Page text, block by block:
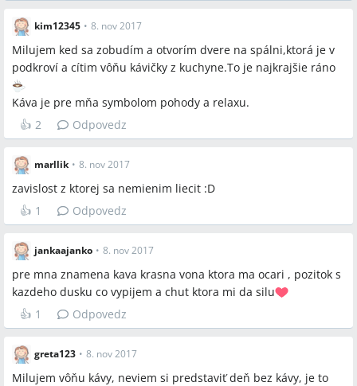
Káva zároveň slúži ako chvíľa relaxu a sociálneho spojenia s
rodinou alebo priateľmi.
Sporné názory
Niektorí ju považujú za nevyhnutnú súčasť dňa a „lásku/
vášeň“, zatiaľ čo iní ju považujú za „závislosť“ alebo
„dozivotne zakázanú potravinu“.
Niektorí preferujú plnohodnotnú kávu (espresso,
cappuccino, latte), zatiaľ čo iní preferujú bezkofeínovú
verziu alebo náhrady počas tehotenstva/dojčenia.
Otvorené otázky
Ako efektívne znížiť závislosť na káve pri zachovaní rituálu a
pocitu relaxu?
Do akej miery bezkofeínová káva poskytuje rovnaký
psychologický úžitok ako bežná káva?
kim12345 • 8. nov 2017
Milujem ked sa zobudím a otvorím dvere na spálni,ktorá je v
podkroví a cítim vôňu kávičky z kuchyne.To je najkrajšie ráno
Káva je pre mňa symbolom pohody a relaxu.
👍 2 Odpovedz
marllik • 8. nov 2017
zavislost z ktorej sa nemienim liecit :D
👍 1 Odpovedz
jankaajanko • 8. nov 2017
pre mna znamena kava krasna vona ktora ma ocari , pozitok s
kazdeho dusku co vypijem a chut ktora mi da silu
👍 1 Odpovedz
greta123 • 8. nov 2017
Milujem vôňu kávy, neviem si predstaviť deň bez kávy, je to